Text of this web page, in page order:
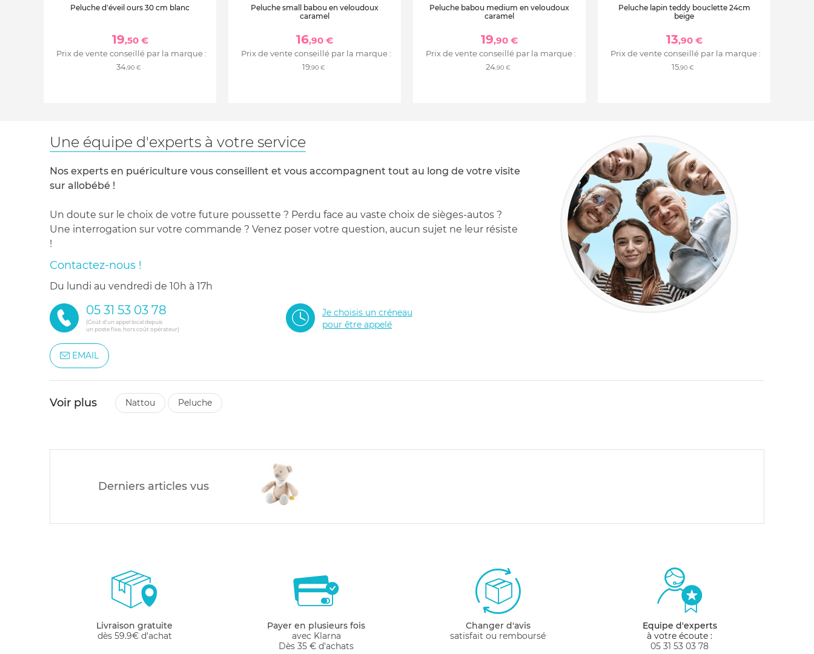
Peluche d'éveil ours 30 cm blanc
19,50 €
Prix de vente conseillé par la marque :
34,90 €
Peluche small babou en veloudoux
caramel
16,90 €
Prix de vente conseillé par la marque :
19,90 €
Peluche babou medium en veloudoux
caramel
19,90 €
Prix de vente conseillé par la marque :
24,90 €
Peluche lapin teddy bouclette 24cm
beige
13,90 €
Prix de vente conseillé par la marque :
15,90 €
Une équipe d'experts à votre service
Nos experts en puériculture vous conseillent et vous accompagnent tout au long de votre visite
sur allobébé !
Un doute sur le choix de votre future poussette ? Perdu face au vaste choix de sièges-autos ?
Une interrogation sur votre commande ? Venez poser votre question, aucun sujet ne leur résiste
!
Contactez-nous !
du lundi au vendredi de 10h à 17h
05 31 53 03 78
(Coût d'un appel local depuis
un poste fixe, hors coût opérateur)
Je choisis un créneau
pour être appelé
EMAIL
Voir plus nattou peluche
Derniers articles vus
Livraison gratuite
dès 59.9€ d'achat
Payer en plusieurs fois
avec Klarna
Dès 35 € d'achats
Changer d'avis
satisfait ou remboursé
Equipe d'experts
à votre écoute :
05 31 53 03 78